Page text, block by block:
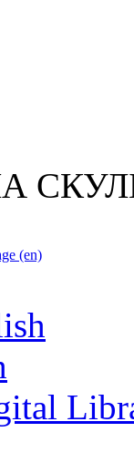
(en)